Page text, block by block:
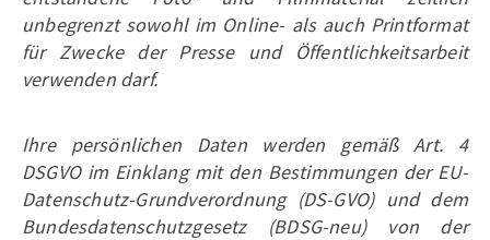
unbegrenzt sowohl im Online- als auch Printformat
für Zwecke der Presse und Öffentlichkeitsarbeit
verwenden darf.
Ihre persönlichen Daten werden gemäß Art. 4
DSGVO im Einklang mit den Bestimmungen der EU-
Datenschutz-Grundverordnung (DS-GVO) und dem
Bundesdatenschutzgesetz (BDSG-neu) von der